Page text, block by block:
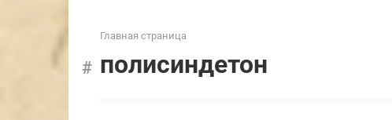
Главная страница
полисиндетон